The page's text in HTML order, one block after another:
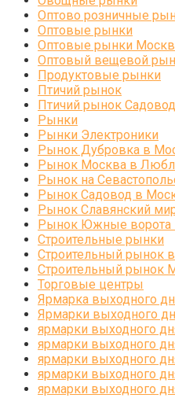
Оптово розничные
Оптовые рынки
Оптовые рынки
Оптовый вещевой
Продуктовые рынки
Птичий рынок
Птичий рынок Садовод
Рынки
Рынки Электроники
Рынок Дубровка в
Рынок Москва в
Рынок на
Рынок Садовод в
Рынок Славянский
Рынок Южные ворота
Строительные рынки
Строительный рынок
Строительный рынок
Торговые центры
Ярмарка выходного
Ярмарки выходного
ярмарки выходного
ярмарки выходного
ярмарки выходного
ярмарки выходного
ярмарки выходного